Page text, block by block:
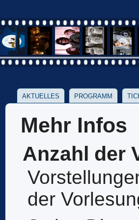
AKTUELLES PROGRAMM
Mehr Infos
Anzahl der
der